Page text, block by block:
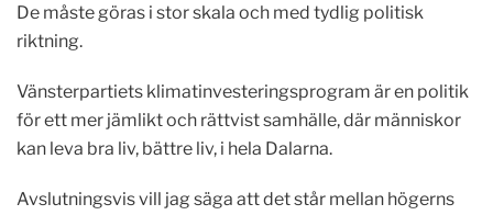
De måste göras i stor skala och med tydlig politisk
riktning.
Vänsterpartiets klimatinvesteringsprogram är en politik
för ett mer jämlikt och rättvist samhälle, där människor
kan leva bra liv, bättre liv, i hela Dalarna.
Avslutningsvis vill jag säga att det står mellan högerns